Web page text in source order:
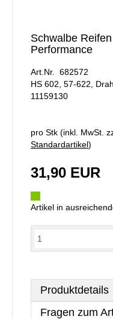
Schwalbe
Performance
Art.Nr. 682572
HS 602, 57-622,
11159130
pro Stk (inkl. MwSt.
Standardartikel)
31,90 EUR
Artikel in
Produktdetails
Fragen zum